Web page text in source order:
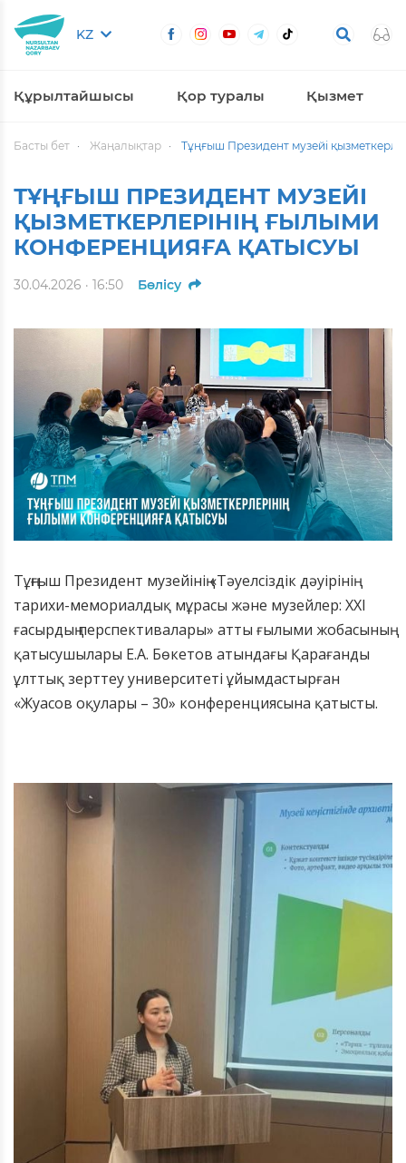
KZ
Құрылтайшысы Қор туралы Қызмет
Басты бет Жаңалықтар Тұңғыш Президент музейі
ТҰҢҒЫШ ПРЕЗИДЕНТ МУЗЕЙІ
ҚЫЗМЕТКЕРЛЕРІНІҢ ҒЫЛЫМИ
КОНФЕРЕНЦИЯҒА ҚАТЫСУЫ
30.04.2026 · 16:50 Бөлісу
Тұңғыш Президент музейінің «Тәуелсіздік дәуірінің
тарихи-мемориалдық мұрасы және музейлер: XXI
ғасырдың перспективалары» атты ғылыми жобасының
қатысушылары Е.А. Бөкетов атындағы Қарағанды
ұлттық зерттеу университеті ұйымдастырған
«Жуасов оқулары – 30» конференциясына қатысты.